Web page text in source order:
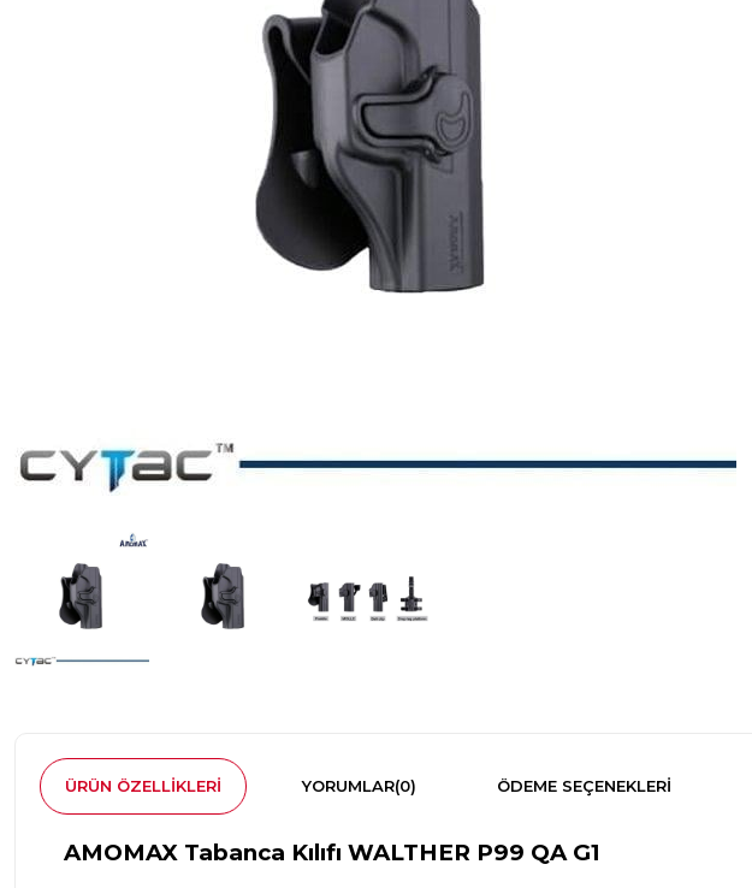
ÜRÜN ÖZELLIKLERI YORUMLAR(0) ÖDEME SEÇENEKLERI
AMOMAX Tabanca Kılıfı WALTHER P99 QA G1